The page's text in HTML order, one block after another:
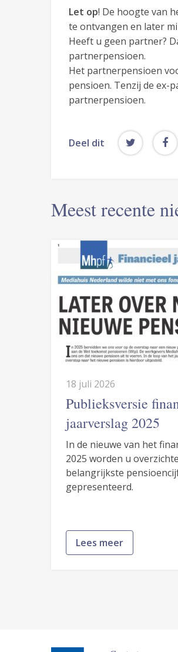
Let op! De hoogte van
te ontvangen en later
Heeft u geen partner?
partnerpensioen.
Het partnerpensioen
pensioen. Tenzij de ex-
partnerpensioen.
Deel dit
Meest recente
18 juli 2026
Publieksversie
jaarverslag 2025
In de nieuwe van het
2025 worden u
belangrijkste
gepresenteerd.
Lees meer